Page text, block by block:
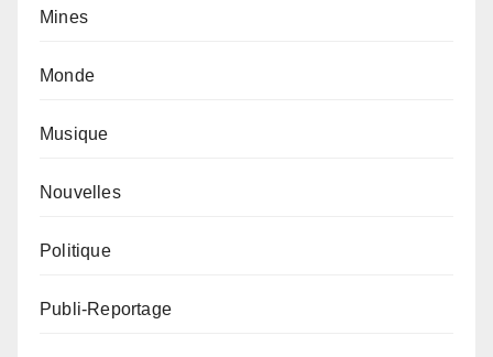
Mines
Monde
Musique
Nouvelles
Politique
Publi-Reportage